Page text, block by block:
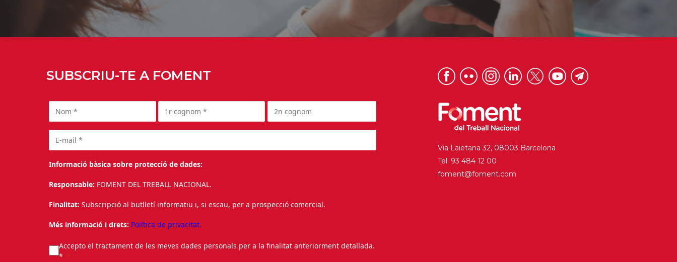
SUBSCRIU-TE A FOMENT
Informació bàsica sobre protecció de dades:
Responsable: FOMENT DEL TREBALL NACIONAL.
Finalitat: Subscripció al butlletí informatiu i, si escau, per a prospecció comercial.
Més informació i drets: Política de privacitat.
Accepto el tractament de les meves dades personals per a la finalitat anteriorment detallada.
*
Via Laietana 32, 08003 Barcelona
Tel. 93 484 12 00
foment@foment.com